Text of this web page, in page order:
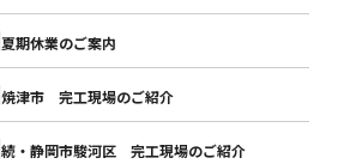
夏期休業のご案内
焼津市 完工現場のご紹介
続・静岡市駿河区 完工現場のご紹介